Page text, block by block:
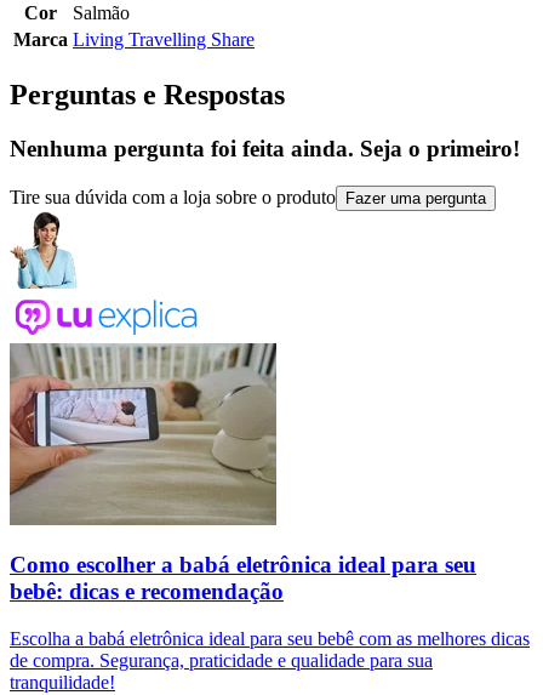
Cor
Salmão
Marca Living Travelling Share
Perguntas e Respostas
Nenhuma pergunta foi feita ainda. Seja o primeiro!
Tire sua dúvida com a loja sobre o produto Fazer uma pergunta
Como escolher a babá eletrônica ideal para seu
bebê: dicas e recomendação
Escolha a babá eletrônica ideal para seu bebê com as melhores dicas
de compra. Segurança, praticidade e qualidade para sua
tranquilidade!